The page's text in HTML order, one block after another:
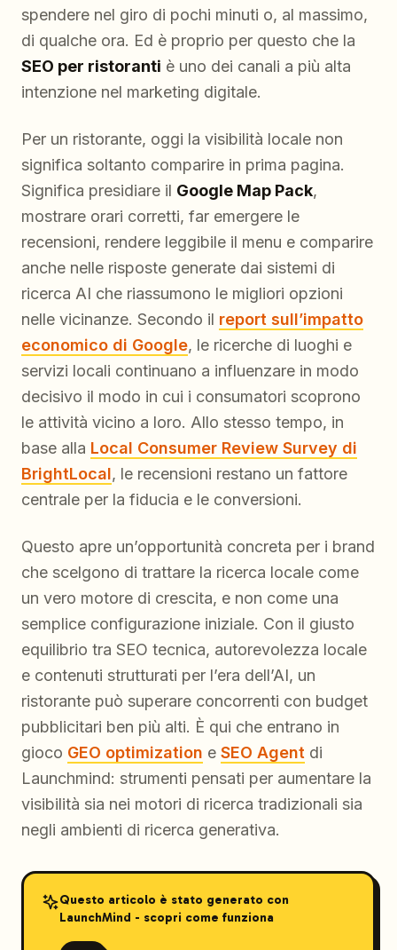
spendere nel giro di pochi minuti o, al massimo,
di qualche ora. Ed è proprio per questo che la
SEO per ristoranti è uno dei canali a più alta
intenzione nel marketing digitale.
Per un ristorante, oggi la visibilità locale non
significa soltanto comparire in prima pagina.
Significa presidiare il Google Map Pack,
mostrare orari corretti, far emergere le
recensioni, rendere leggibile il menu e comparire
anche nelle risposte generate dai sistemi di
ricerca AI che riassumono le migliori opzioni
nelle vicinanze. Secondo il report sull’impatto
economico di Google, le ricerche di luoghi e
servizi locali continuano a influenzare in modo
decisivo il modo in cui i consumatori scoprono
le attività vicino a loro. Allo stesso tempo, in
base alla Local Consumer Review Survey di
BrightLocal, le recensioni restano un fattore
centrale per la fiducia e le conversioni.
Questo apre un’opportunità concreta per i brand
che scelgono di trattare la ricerca locale come
un vero motore di crescita, e non come una
semplice configurazione iniziale. Con il giusto
equilibrio tra SEO tecnica, autorevolezza locale
e contenuti strutturati per l’era dell’AI, un
ristorante può superare concorrenti con budget
pubblicitari ben più alti. È qui che entrano in
gioco GEO optimization e SEO Agent di
Launchmind: strumenti pensati per aumentare la
visibilità sia nei motori di ricerca tradizionali sia
negli ambienti di ricerca generativa.
Questo articolo è stato generato con
LaunchMind - scopri come funziona